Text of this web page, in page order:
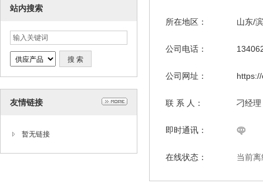
站内搜索
友情链接
暂无链接
所在地区： 山东/
公司电话：
公司网址：
联 系 人： 刁经
即时通讯：
在线状态： 当前离